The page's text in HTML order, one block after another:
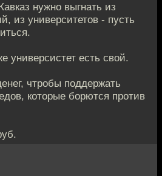
нужно выгнать из
из университетов - пусть
универсистет есть свой.
чтробы поддержать
которые борются против